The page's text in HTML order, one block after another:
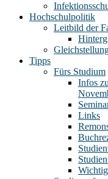
Hochschulpolitik
Leitbild der
Tipps
Fürs Studium
Infos
Links